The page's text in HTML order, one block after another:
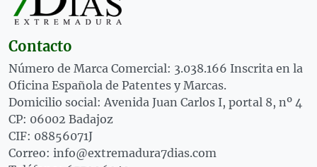
Contacto
Número de Marca Comercial: 3.038.166 Inscrita en la
Oficina Española de Patentes y Marcas.
Domicilio social: Avenida Juan Carlos I, portal 8, nº 4
CP: 06002 Badajoz
CIF: 08856071J
Correo: info@extremadura7dias.com